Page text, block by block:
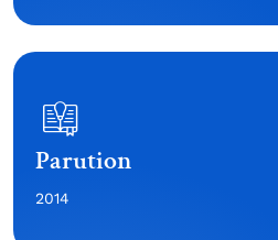
Parution
2014